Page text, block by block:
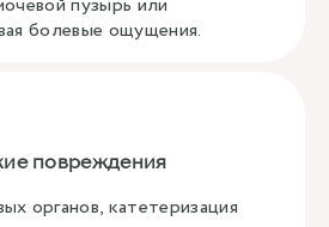
болевые ощущения.
повреждения
органов, катетеризация